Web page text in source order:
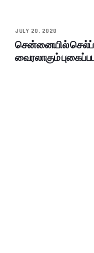
JULY 20, 2020
சென்னையில் செல்ப்
வைரலாகும்